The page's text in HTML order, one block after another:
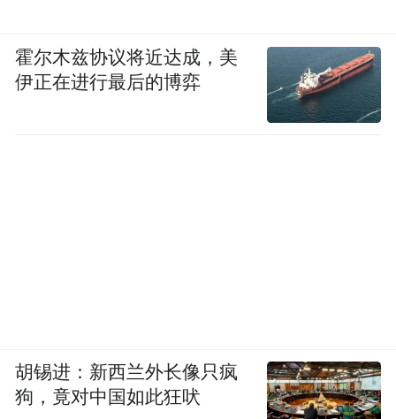
霍尔木兹协议将近达成，美
伊正在进行最后的博弈
胡锡进：新西兰外长像只疯
狗，竟对中国如此狂吠